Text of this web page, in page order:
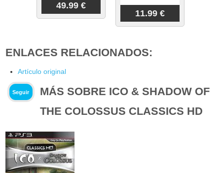
49.99 €
11.99 €
ENLACES RELACIONADOS:
Artículo original
Seguir
MÁS SOBRE ICO & SHADOW OF
THE COLOSSUS CLASSICS HD